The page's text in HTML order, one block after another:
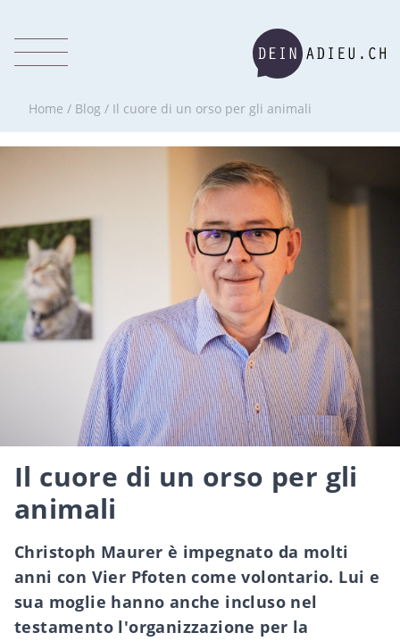
Home / Blog / Il cuore di un orso per gli animali
Il cuore di un orso per gli
animali
Christoph Maurer è impegnato da molti
anni con Vier Pfoten come volontario. Lui e
sua moglie hanno anche incluso nel
testamento l'organizzazione per la